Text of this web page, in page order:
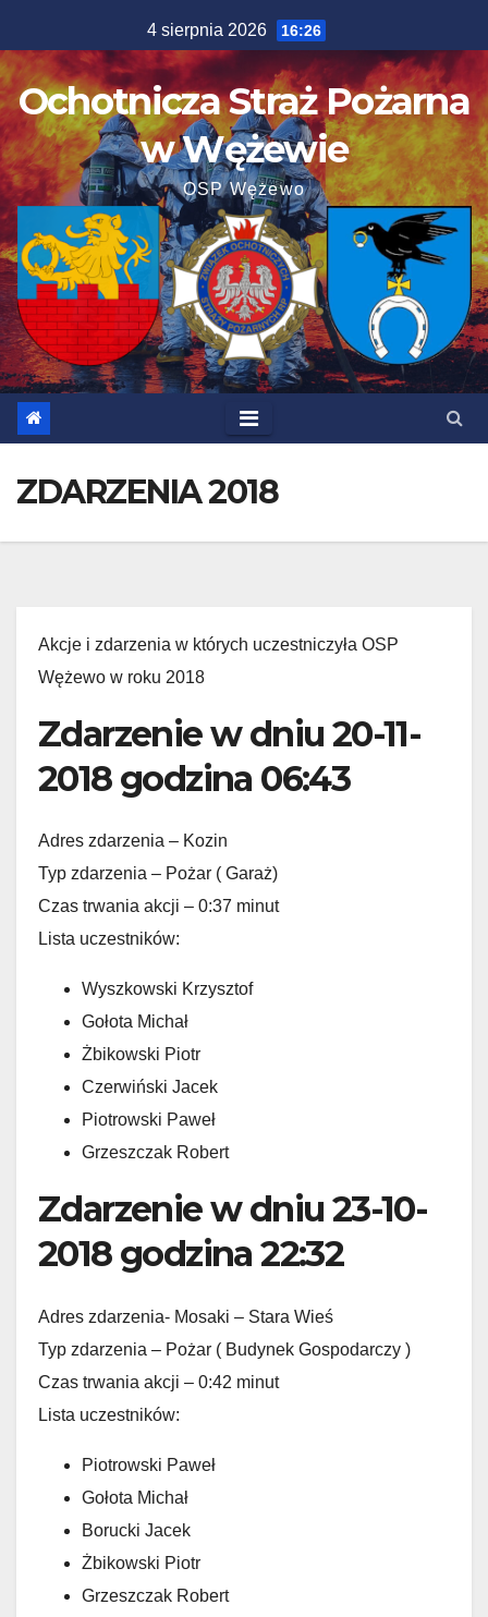
to
content
4 sierpnia 2026 16:26
Ochotnicza Straż Pożarna
w Wężewie
OSP Wężewo
ZDARZENIA 2018
Akcje i zdarzenia w których uczestniczyła OSP
Wężewo w roku 2018
Zdarzenie w dniu 20-11-
2018 godzina 06:43
Adres zdarzenia – Kozin
Typ zdarzenia – Pożar ( Garaż)
Czas trwania akcji – 0:37 minut
Lista uczestników:
Wyszkowski Krzysztof
Gołota Michał
Żbikowski Piotr
Czerwiński Jacek
Piotrowski Paweł
Grzeszczak Robert
Zdarzenie w dniu 23-10-
2018 godzina 22:32
Adres zdarzenia- Mosaki – Stara Wieś
Typ zdarzenia – Pożar ( Budynek Gospodarczy )
Czas trwania akcji – 0:42 minut
Lista uczestników:
Piotrowski Paweł
Gołota Michał
Borucki Jacek
Żbikowski Piotr
Grzeszczak Robert